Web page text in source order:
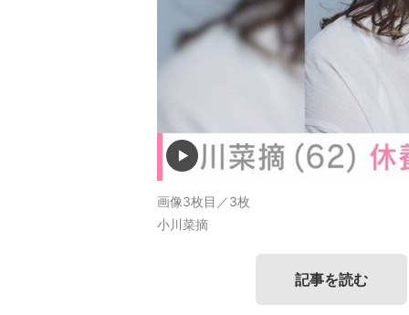
画像3枚目／3枚
小川菜摘
記事を読む